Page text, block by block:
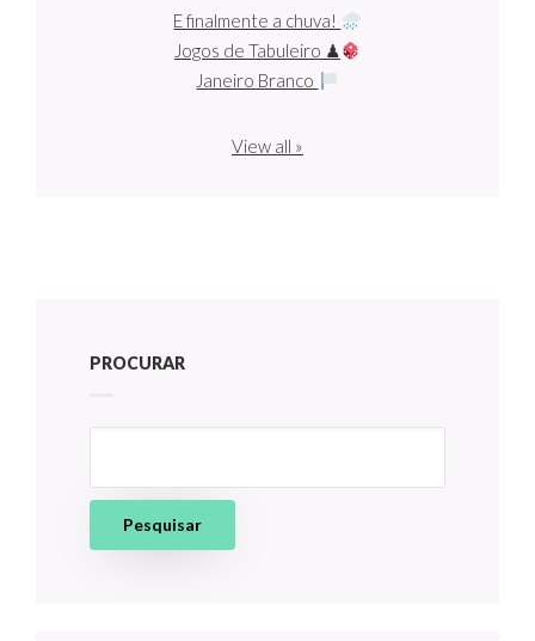
E finalmente a chuva!
Jogos de Tabuleiro ♟
Janeiro Branco
View all »
PROCURAR